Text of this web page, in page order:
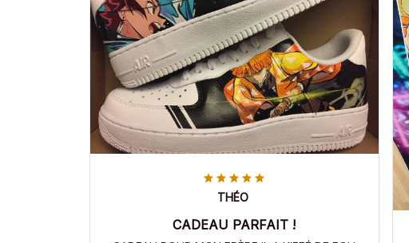
THÉO
CADEAU PARFAIT !